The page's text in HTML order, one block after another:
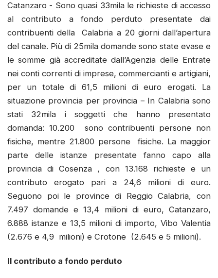
Catanzaro - Sono quasi 33mila le richieste di accesso
al contributo a fondo perduto presentate dai
contribuenti della Calabria a 20 giorni dall’apertura
del canale. Più di 25mila domande sono state evase e
le somme già accreditate dall’Agenzia delle Entrate
nei conti correnti di imprese, commercianti e artigiani,
per un totale di 61,5 milioni di euro erogati. La
situazione provincia per provincia – In Calabria sono
stati 32mila i soggetti che hanno presentato
domanda: 10.200 sono contribuenti persone non
fisiche, mentre 21.800 persone fisiche. La maggior
parte delle istanze presentate fanno capo alla
provincia di Cosenza , con 13.168 richieste e un
contributo erogato pari a 24,6 milioni di euro.
Seguono poi le province di Reggio Calabria, con
7.497 domande e 13,4 milioni di euro, Catanzaro,
6.888 istanze e 13,5 milioni di importo, Vibo Valentia
(2.676 e 4,9 milioni) e Crotone (2.645 e 5 milioni).
Il contributo a fondo perduto